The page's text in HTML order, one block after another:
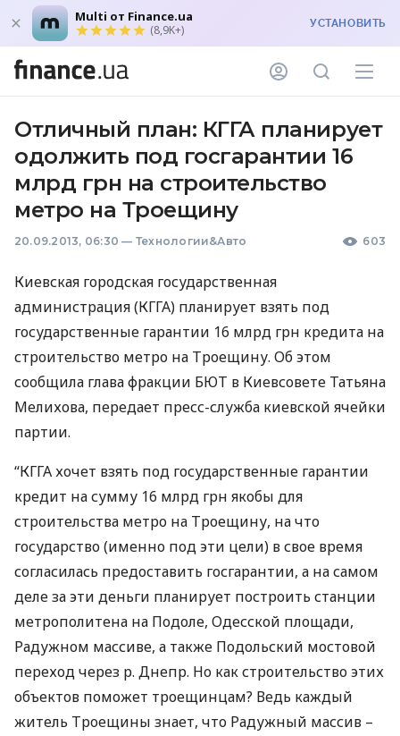
Multi от Finance.ua
(8,9K+) УСТАНОВИТЬ
Отличный план: КГГА планирует
одолжить под госгарантии 16
млрд грн на строительство
метро на Троещину
20.09.2013, 06:30 — Технологии&Авто 603
Киевская городская государственная
администрация (КГГА) планирует взять под
государственные гарантии 16 млрд грн кредита на
строительство метро на Троещину. Об этом
сообщила глава фракции БЮТ в Киевсовете Татьяна
Мелихова, передает пресс-служба киевской ячейки
партии.
“КГГАхочет взять под государственные гарантии
кредит на сумму 16 млрд грн якобы для
строительства метро на Троещину, на что
государство (именно под эти цели) в свое время
согласилась предоставить госгарантии, а на самом
деле за эти деньги планирует построить станции
метрополитена на Подоле, Одесской площади,
Радужном массиве, а также Подольский мостовой
переход через р. Днепр. Но как строительство этих
объектов поможет троещинцам? Ведь каждый
житель Троещины знает, что Радужный массив –